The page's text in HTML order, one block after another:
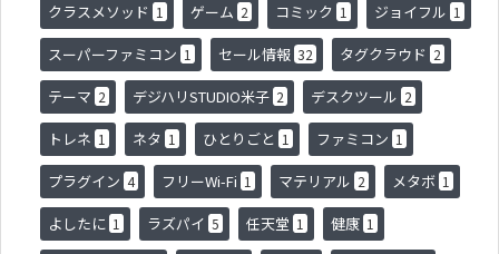
クラスメソッド 1 ゲーム 2 コミック 1 ジョイフル 1
スーパーファミコン 1 セール情報 32 タグクラウド 2
テーマ 2 デジハリSTUDIO米子 2 デスクツール 2
トレネ 1 ネタ 1 ひとりごと 1 ファミコン 1
プラグイン 4 フリーWi-Fi 1 マテリアル 2 メタボ 1
よしたに 1 ラズパイ 5 任天堂 1 健康 1